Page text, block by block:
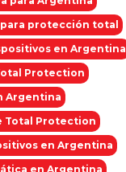
protección total
en Argentina
Protection
Argentina
Total Protection
en Argentina
en Argentina